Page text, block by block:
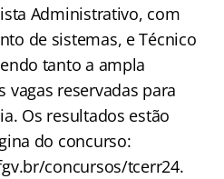
Administrativo, com
de sistemas, e Técnico
tanto a ampla
vagas reservadas para
Os resultados estão
do concurso:
concursos/tcerr24.